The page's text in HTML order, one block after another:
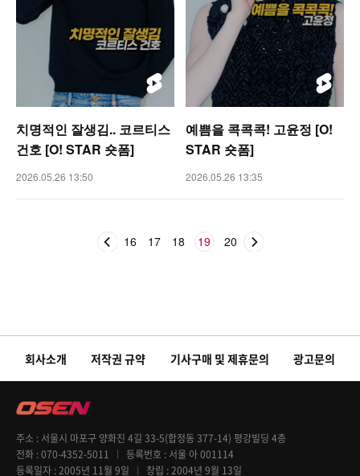
치명적인 잘생김.. 코르티스
건호 [O! STAR 숏폼]
2026.05.26 13:50
예쁨을 콕콕콕! 고윤정 [O!
STAR 숏폼]
2026.05.26 13:35
16 17 18 19 20
회사소개 저작권 규약 기사구매 및 제휴문의 광고문의
주소
서울시 마포구 양화진 4길 33-5(합정동 377-14) 평강빌딩 4층
전화 070-4352-5011 등록번호
서울 아 001114
등록일자 2005년 11월 9일 창립 2004년 9월 13일